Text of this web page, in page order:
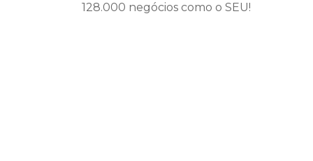
128.000 negócios como o SEU!